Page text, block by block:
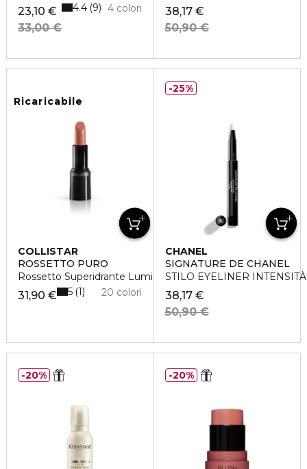
23,10 €
33,00 €
4 colori
4.4 9
38,17 €
50,90 €
Ricaricabile
COLLISTAR
ROSSETTO PURO
Rossetto Superidrante Luminoso
31,90 € 20 colori
5 1
CHANEL
SIGNATURE DE CHANEL
STILO EYELINER
38,17 €
50,90 €
25%
20% 20%